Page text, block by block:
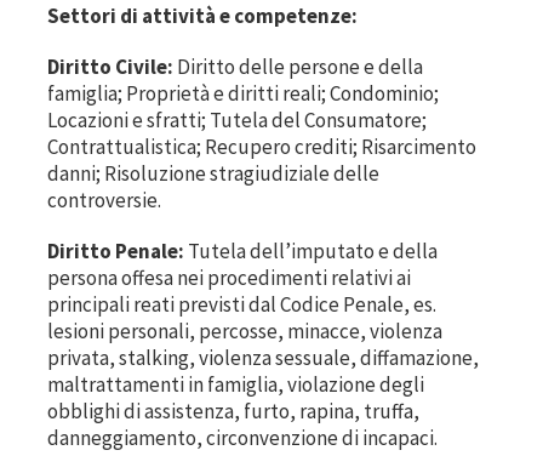
Settori di attività e competenze:
Diritto Civile: Diritto delle persone e della
famiglia; Proprietà e diritti reali; Condominio;
Locazioni e sfratti; Tutela del Consumatore;
Contrattualistica; Recupero crediti; Risarcimento
danni; Risoluzione stragiudiziale delle
controversie.
Diritto Penale: Tutela dell’imputato e della
persona offesa nei procedimenti relativi ai
principali reati previsti dal Codice Penale, es.
lesioni personali, percosse, minacce, violenza
privata, stalking, violenza sessuale, diffamazione,
maltrattamenti in famiglia, violazione degli
obblighi di assistenza, furto, rapina, truffa,
danneggiamento, circonvenzione di incapaci.